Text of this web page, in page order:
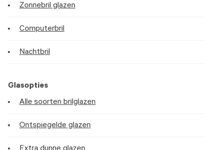
Zonnebril glazen
Computerbril
Nachtbril
Glasopties
Alle soorten brilglazen
Ontspiegelde glazen